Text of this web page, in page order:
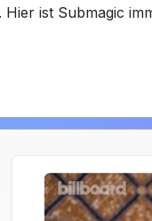
ist Submagic